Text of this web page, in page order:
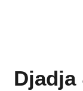
Djadja